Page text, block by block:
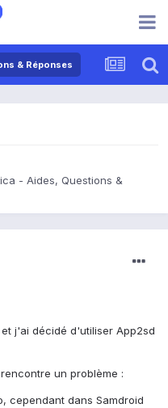
& Réponses
- Aides, Questions &
j'ai décidé d'utiliser App2sd
un problème :
cependant dans Samdroid